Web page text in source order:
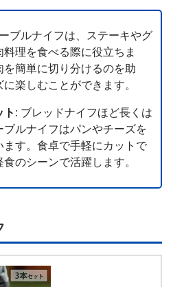
ブルナイフは、ステーキやグ
料理を食べる際に役立ちま
簡単に切り分けるのを助
楽しむことができます。
ト : ブレッドナイフほど長くは
ブルナイフはパンやチーズを
ます。食卓で手軽にカットで
のシーンで活躍します。